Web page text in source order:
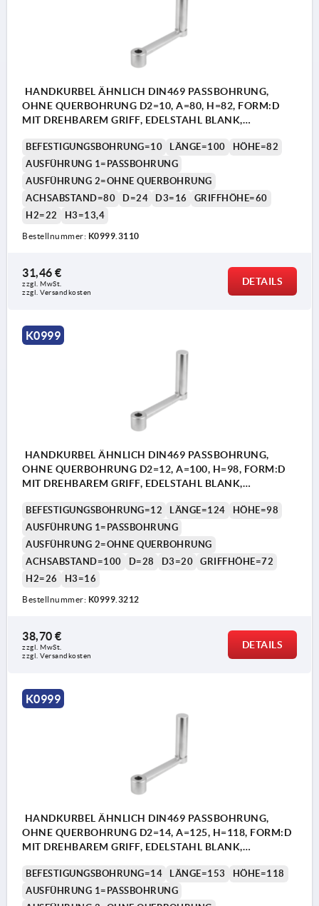
HANDKURBEL ÄHNLICH DIN469 PASSBOHRUNG,
OHNE QUERBOHRUNG D2=10, A=80, H=82, FORM:D
MIT DREHBAREM GRIFF, EDELSTAHL BLANK,
BEFESTIGUNGSBOHRUNG=10 LÄNGE=100
HÖHE=82
AUSFÜHRUNG 1=PASSBOHRUNG
AUSFÜHRUNG 2=OHNE QUERBOHRUNG
ACHSABSTAND=80
D=24 D3=16
GRIFFHÖHE=60
H2=22
H3=13,4
Bestellnummer: K0999.3110
31,46 €
zzgl. MwSt.
zzgl. Versandkosten
DETAILS
K0999
HANDKURBEL ÄHNLICH DIN469 PASSBOHRUNG,
OHNE QUERBOHRUNG D2=12, A=100, H=98, FORM:D
MIT DREHBAREM GRIFF, EDELSTAHL BLANK,
BEFESTIGUNGSBOHRUNG=12 LÄNGE=124
HÖHE=98
AUSFÜHRUNG 1=PASSBOHRUNG
AUSFÜHRUNG 2=OHNE QUERBOHRUNG
ACHSABSTAND=100
D=28 D3=20
GRIFFHÖHE=72
H2=26
H3=16
Bestellnummer: K0999.3212
38,70 €
zzgl. MwSt.
zzgl. Versandkosten
DETAILS
K0999
HANDKURBEL ÄHNLICH DIN469 PASSBOHRUNG,
OHNE QUERBOHRUNG D2=14, A=125, H=118, FORM:D
MIT DREHBAREM GRIFF, EDELSTAHL BLANK,
BEFESTIGUNGSBOHRUNG=14 LÄNGE=153
HÖHE=118
AUSFÜHRUNG 1=PASSBOHRUNG